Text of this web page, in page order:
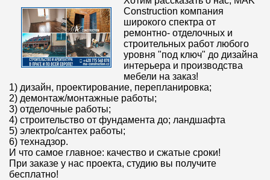
Construction компания
широкого спектра от
ремонтно- отделочных и
строительных работ любого
уровня "под ключ" до дизайна
интерьера и производства
мебели на заказ!
1) дизайн, проектирование, перепланировка;
2) демонтаж/монтажные работы;
3) отделочные работы;
4) строительство от фундамента до; ландшафта
5) электро/сантех работы;
6) технадзор.
И что самое главное: качество и сжатые сроки!
При заказе у нас проекта, студию вы получите
бесплатно!